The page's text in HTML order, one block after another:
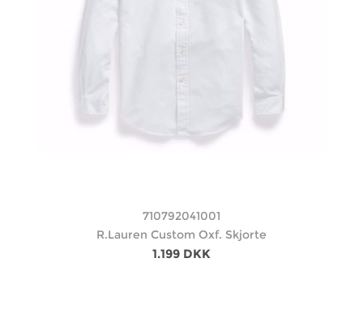
710792041001
R.Lauren Custom Oxf. Skjorte
1.199 DKK